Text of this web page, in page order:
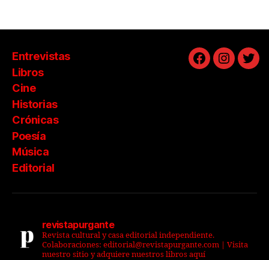
Entrevistas
Libros
Cine
Historias
Crónicas
Poesía
Música
Editorial
Facebook
revistapurgante
Revista cultural y casa editorial independiente.
Colaboraciones: editorial@revistapurgante.com | Visita
nuestro sitio y adquiere nuestros libros aquí